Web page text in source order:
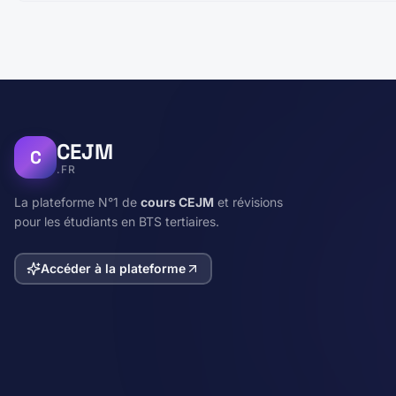
C CEJM
.FR
La plateforme N°1 de cours CEJM et révisions
pour les étudiants en BTS tertiaires.
Accéder à la plateforme